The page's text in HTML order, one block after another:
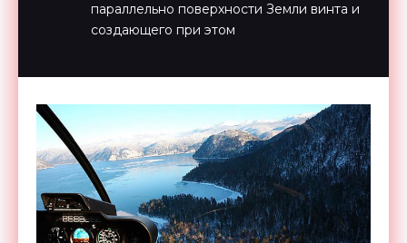
параллельно поверхности Земли винта и
создающего при этом